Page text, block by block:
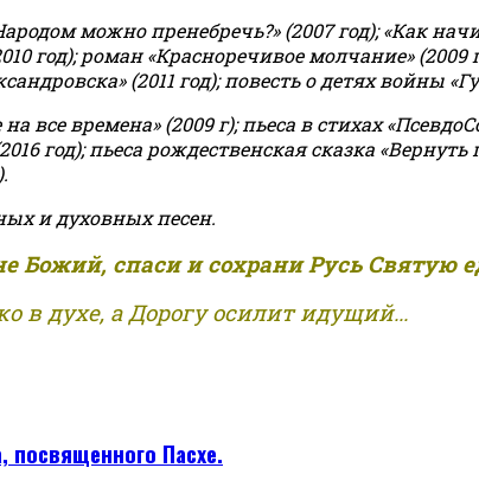
можно пренебречь?» (2007 год); «Как
год); роман «Красноречивое молчание»
(2011 год); повесть о детях войны
все времена» (2009 г); пьеса в стихах
год); пьеса рождественская сказка «Вернуть
и духовных песен.
Божий, спаси и сохрани Русь
духе, а Дорогу осилит идущий...
посвященного Пасхе.